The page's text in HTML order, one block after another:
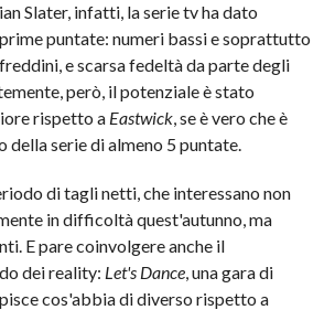
Slater, infatti, la serie tv ha dato
puntate: numeri bassi e soprattutto
e scarsa fedeltà da parte degli
però, il potenziale è stato
rispetto a Eastwick, se è vero che è
della serie di almeno 5 puntate.
di tagli netti, che interessano non
in difficoltà quest'autunno, ma
E pare coinvolgere anche il
dei reality: Let's Dance, una gara di
cos'abbia di diverso rispetto a